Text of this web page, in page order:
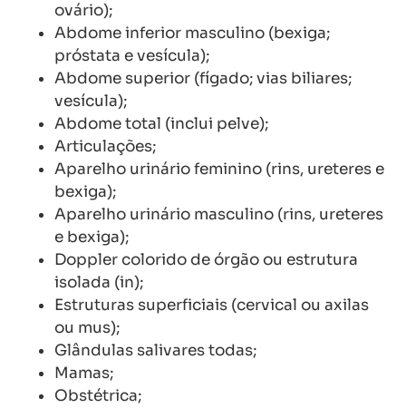
ovário);
Abdome inferior masculino (bexiga;
próstata e vesícula);
Abdome superior (fígado; vias biliares;
vesícula);
Abdome total (inclui pelve);
Articulações;
Aparelho urinário feminino (rins, ureteres e
bexiga);
Aparelho urinário masculino (rins, ureteres
e bexiga);
Doppler colorido de órgão ou estrutura
isolada (in);
Estruturas superficiais (cervical ou axilas
ou mus);
Glândulas salivares todas;
Mamas;
Obstétrica;